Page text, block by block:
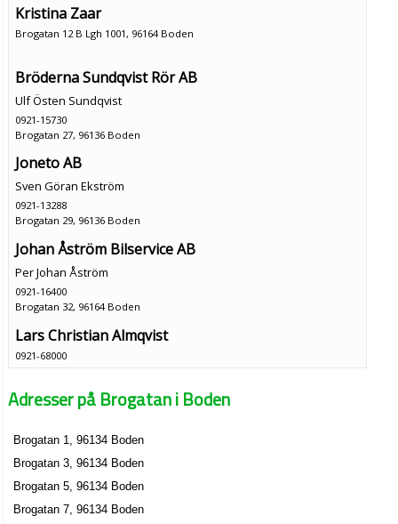
Kristina Zaar
Brogatan 12 B Lgh 1001, 96164 Boden
Bröderna Sundqvist Rör AB
Ulf Östen Sundqvist
0921-15730
Brogatan 27, 96136 Boden
Joneto AB
Sven Göran Ekström
0921-13288
Brogatan 29, 96136 Boden
Johan Åström Bilservice AB
Per Johan Åström
0921-16400
Brogatan 32, 96164 Boden
Lars Christian Almqvist
0921-68000
Dasum Bowling AB
Brogatan 36e, 96164 Boden
Jakobs Städ och rent KB
Brogatan 38a, 96146 Boden
Adresser på Brogatan i Boden
Brogatan 1, 96134 Boden
Brogatan 3, 96134 Boden
Brogatan 5, 96134 Boden
Brogatan 7, 96134 Boden